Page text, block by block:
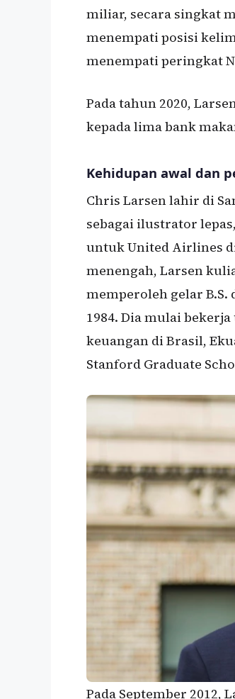
miliar, secara singkat
menempati posisi
menempati peringkat
Pada tahun 2020,
kepada lima bank
Kehidupan awal dan
Chris Larsen lahir di
sebagai ilustrator
untuk United Airlines
menengah, Larsen
memperoleh gelar
1984. Dia mulai
keuangan di Brasil,
Stanford Graduate
Pada September